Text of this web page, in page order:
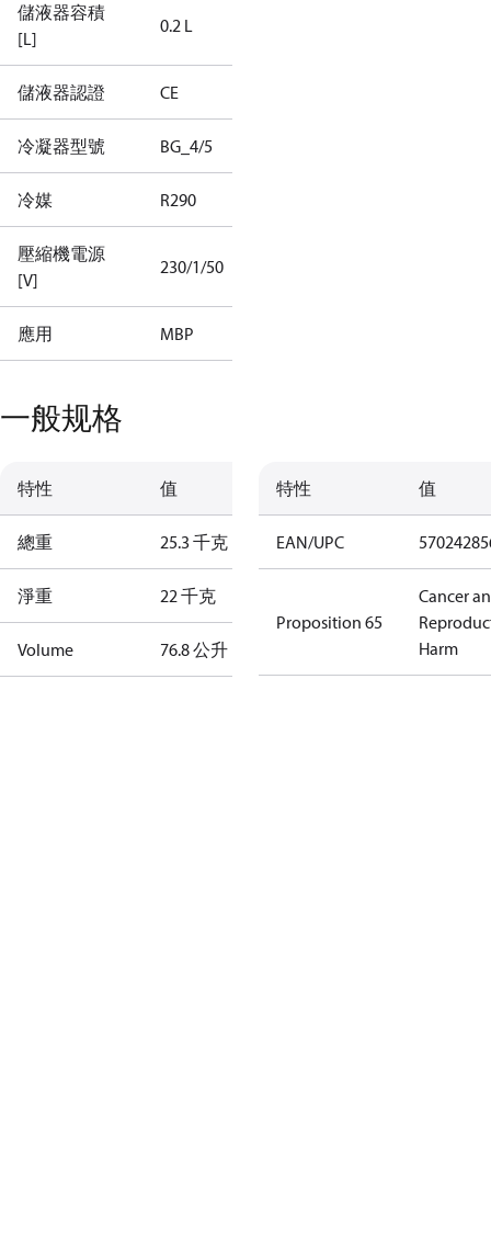
儲液器容積
[L]
0.2 L
儲液器認證 CE
冷凝器型號 BG_4/5
冷媒 R290
壓縮機電源
[V]
230/1/50
應用 MBP
一般规格
特性 值
總重 25.3 千克
淨重 22 千克
Volume 76.8 公升
特性 值
EAN/UPC
Proposition 65
Cancer
Harm